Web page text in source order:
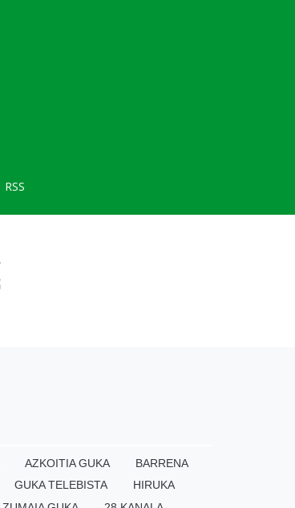
RSS
AZKOITIA GUKA
BARRENA
GUKA TELEBISTA
HIRUKA